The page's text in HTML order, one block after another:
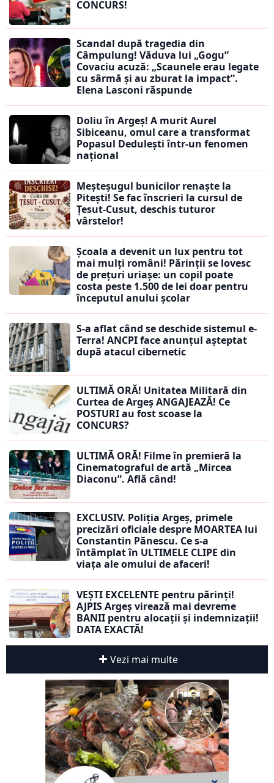
CONCURS!
Scandal după tragedia din
Câmpulung! Văduva lui „Gogu”
Covaciu acuză: „Scaunele erau legate
cu sârmă și au zburat la impact”.
Elena Lasconi răspunde
Doliu în Argeș! A murit Aurel
Sibiceanu, omul care a transformat
Popasul Dedulești într-un fenomen
național
Meșteșugul bunicilor renaște la
Pitești! Se fac înscrieri la cursul de
Țesut-Cusut, deschis tuturor
vârstelor!
Școala a devenit un lux pentru tot
mai mulți români! Părinții se lovesc
de prețuri uriașe: un copil poate
costa peste 1.500 de lei doar pentru
începutul anului școlar
S-a aflat când se deschide sistemul e-
Terra! ANCPI face anunțul așteptat
după atacul cibernetic
ULTIMĂ ORĂ! Unitatea Militară din
Curtea de Argeș ANGAJEAZĂ! Ce
POSTURI au fost scoase la
CONCURS?
ULTIMĂ ORĂ! Filme în premieră la
Cinematograful de artă „Mircea
Diaconu”. Află când!
EXCLUSIV. Poliția Argeș, primele
precizări oficiale despre MOARTEA lui
Constantin Pănescu. Ce s-a
întâmplat în ULTIMELE CLIPE din
viața ale omului de afaceri!
VEȘTI EXCELENTE pentru părinți!
AJPIS Argeș virează mai devreme
BANII pentru alocații și indemnizații!
DATA EXACTĂ!
Vezi mai multe